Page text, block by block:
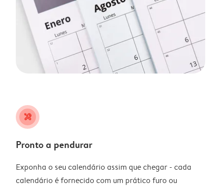
tools
Pronto a pendurar
Exponha o seu calendário assim que chegar - cada
calendário é fornecido com um prático furo ou